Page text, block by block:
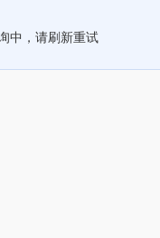
中，请刷新重试